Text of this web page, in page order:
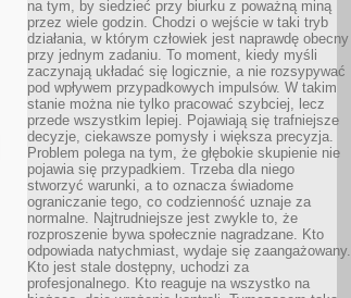
na tym, by siedzieć przy biurku z poważną miną
przez wiele godzin. Chodzi o wejście w taki tryb
działania, w którym człowiek jest naprawdę obecny
przy jednym zadaniu. To moment, kiedy myśli
zaczynają układać się logicznie, a nie rozsypywać
pod wpływem przypadkowych impulsów. W takim
stanie można nie tylko pracować szybciej, lecz
przede wszystkim lepiej. Pojawiają się trafniejsze
decyzje, ciekawsze pomysły i większa precyzja.
Problem polega na tym, że głębokie skupienie nie
pojawia się przypadkiem. Trzeba dla niego
stworzyć warunki, a to oznacza świadome
ograniczanie tego, co codzienność uznaje za
normalne. Najtrudniejsze jest zwykle to, że
rozproszenie bywa społecznie nagradzane. Kto
odpowiada natychmiast, wydaje się zaangażowany.
Kto jest stale dostępny, uchodzi za
profesjonalnego. Kto reaguje na wszystko na